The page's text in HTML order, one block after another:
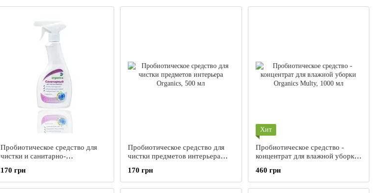
Пробиотическое средство для
чистки и санитарно-
Organics, 500 мл
170 грн
Пробиотическое средство для
чистки предметов интерьера
170 грн
Хит
Пробиотическое средство -
концентрат для влажной уборки
460 грн